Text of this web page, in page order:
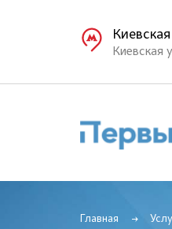
Киевская
Киевская
Главная